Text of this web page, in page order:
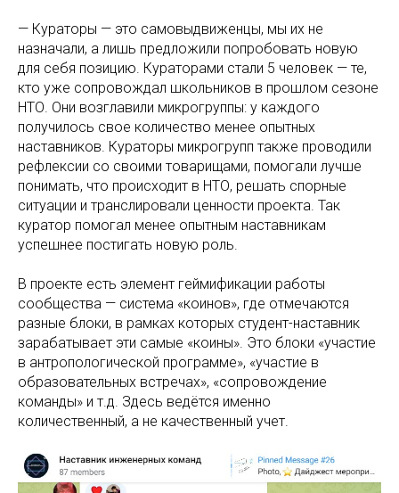
— Кураторы — это самовыдвиженцы, мы их не
назначали, а лишь предложили попробовать новую
для себя позицию. Кураторами стали 5 человек — те,
кто уже сопровождал школьников в прошлом сезоне
НТО. Они возглавили микрогруппы: у каждого
получилось свое количество менее опытных
наставников. Кураторы микрогрупп также проводили
рефлексии со своими товарищами, помогали лучше
понимать, что происходит в НТО, решать спорные
ситуации и транслировали ценности проекта. Так
куратор помогал менее опытным наставникам
успешнее постигать новую роль.
В проекте есть элемент геймификации работы
сообщества — система «коинов», где отмечаются
разные блоки, в рамках которых студент-наставник
зарабатывает эти самые «коины». Это блоки «участие
в антропологической программе», «участие в
образовательных встречах», «сопровождение
команды» и т.д. Здесь ведётся именно
количественный, а не качественный учет.